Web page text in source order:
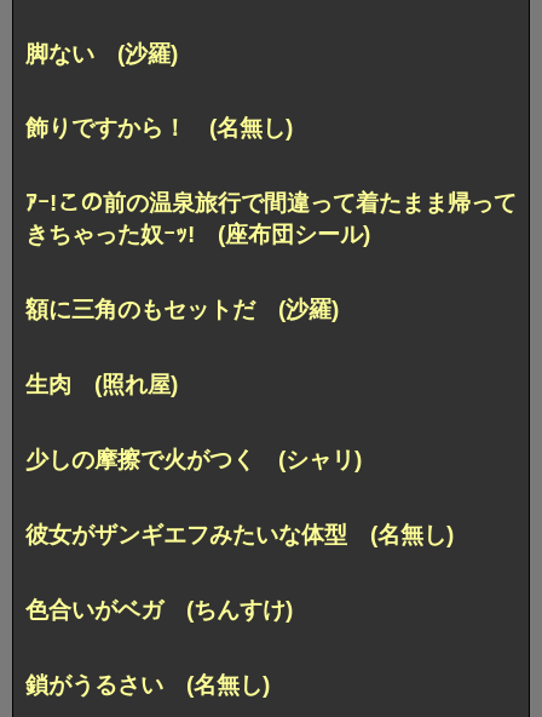
脚ない (沙羅)
飾りですから！ (名無し)
ｱｰ!この前の温泉旅行で間違って着たまま帰って
きちゃった奴ｰｯ! (座布団シール)
額に三角のもセットだ (沙羅)
生肉 (照れ屋)
少しの摩擦で火がつく (シャリ)
彼女がザンギエフみたいな体型 (名無し)
色合いがベガ (ちんすけ)
鎖がうるさい (名無し)